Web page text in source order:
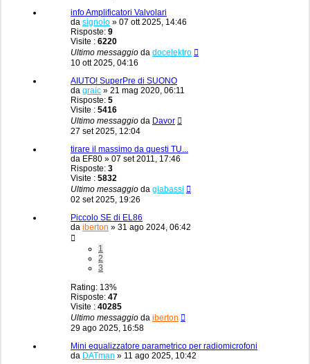
info Amplificatori Valvolari
da signolo » 07 ott 2025, 14:46
Risposte: 9
Visite : 6220
Ultimo messaggio da docelektro
10 ott 2025, 04:16
AIUTO! SuperPre di SUONO
da graic » 21 mag 2020, 06:11
Risposte: 5
Visite : 5416
Ultimo messaggio da Davor
27 set 2025, 12:04
tirare il massimo da questi TU...
da EF80 » 07 set 2011, 17:46
Risposte: 3
Visite : 5832
Ultimo messaggio da giabassi
02 set 2025, 19:26
Piccolo SE di EL86
da iberton » 31 ago 2024, 06:42
1
2
3
Rating: 13%
Risposte: 47
Visite : 40285
Ultimo messaggio da iberton
29 ago 2025, 16:58
Mini equalizzatore parametrico per radiomicrofoni
da DATman » 11 ago 2025, 10:42